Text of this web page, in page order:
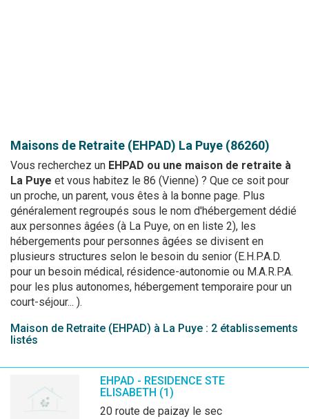
Maisons de Retraite (EHPAD) La Puye (86260)
Vous recherchez un EHPAD ou une maison de retraite à
La Puye et vous habitez le 86 (Vienne) ? Que ce soit pour
un proche, un parent, vous êtes à la bonne page. Plus
généralement regroupés sous le nom d'hébergement dédié
aux personnes âgées (à La Puye, on en liste 2), les
hébergements pour personnes âgées se divisent en
plusieurs structures selon le besoin du senior (E.H.P.A.D.
pour un besoin médical, résidence-autonomie ou M.A.R.P.A.
pour les plus autonomes, hébergement temporaire pour un
court-séjour... ).
Maison de Retraite (EHPAD) à La Puye : 2 établissements
listés
EHPAD - RESIDENCE STE
ELISABETH (1)
20 route de paizay le sec